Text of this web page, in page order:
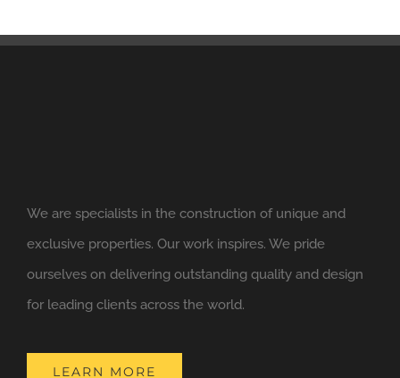
We are specialists in the construction of unique and
exclusive properties. Our work inspires. We pride
ourselves on delivering outstanding quality and design
for leading clients across the world.
LEARN MORE